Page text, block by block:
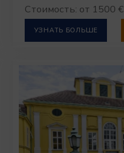
Стоимость: от 1500 €
УЗНАТЬ БОЛЬШЕ